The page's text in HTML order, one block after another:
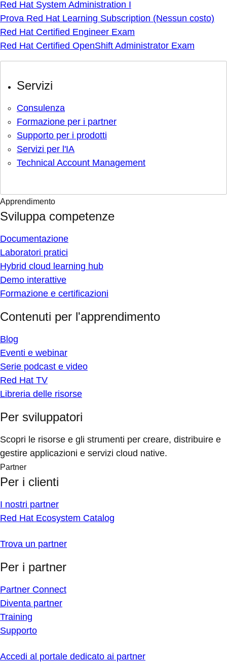
Red Hat System Administration I
Prova Red Hat Learning Subscription (Nessun costo)
Red Hat Certified Engineer Exam
Red Hat Certified OpenShift Administrator Exam
Servizi
Consulenza
Formazione per i partner
Supporto per i prodotti
Servizi per l'IA
Technical Account Management
Apprendimento
Sviluppa competenze
Documentazione
Laboratori pratici
Hybrid cloud learning hub
Demo interattive
Formazione e certificazioni
Contenuti per l'apprendimento
Blog
Eventi e webinar
Serie podcast e video
Red Hat TV
Libreria delle risorse
Per sviluppatori
Scopri le risorse e gli strumenti per creare, distribuire e
gestire applicazioni e servizi cloud native.
Partner
Per i clienti
I nostri partner
Red Hat Ecosystem Catalog
Trova un partner
Per i partner
Partner Connect
Diventa partner
Training
Supporto
Accedi al portale dedicato ai partner